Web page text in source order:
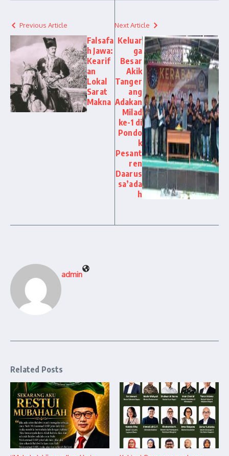
Previous Article
Falsafa
h Jawa:
Kearif
an
Lokal
Sarat
Makna
Next Article
Keluar
ga
Besar
Akik
Tanger
ang
Adakan
Milad
ke-1 di
Pondo
k
Pesant
ren
Daarus
sa’ada
h
admin
Related Posts